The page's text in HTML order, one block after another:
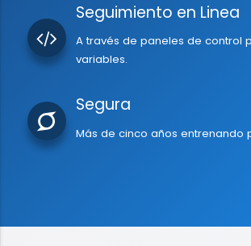
Seguimiento en Linea
A través de paneles de control
variables.
Segura
Más de cinco años entrenando